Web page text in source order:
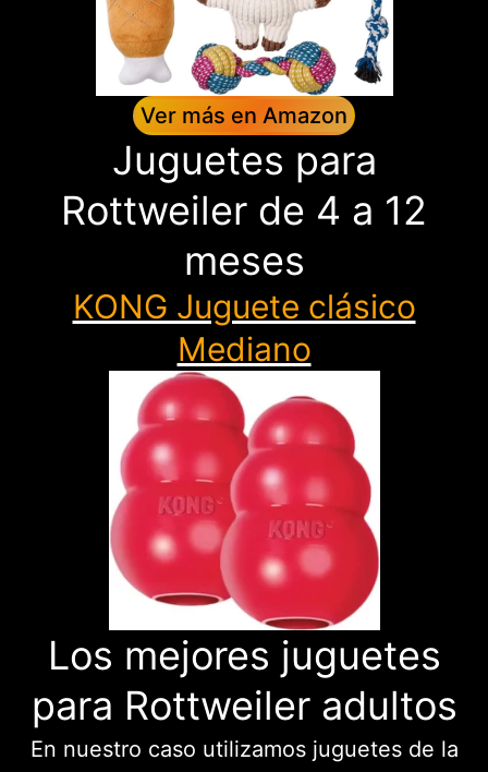
Ver más en Amazon
Juguetes para
Rottweiler de 4 a 12
meses
KONG Juguete clásico
Mediano
Los mejores juguetes
para Rottweiler adultos
En nuestro caso utilizamos juguetes de la